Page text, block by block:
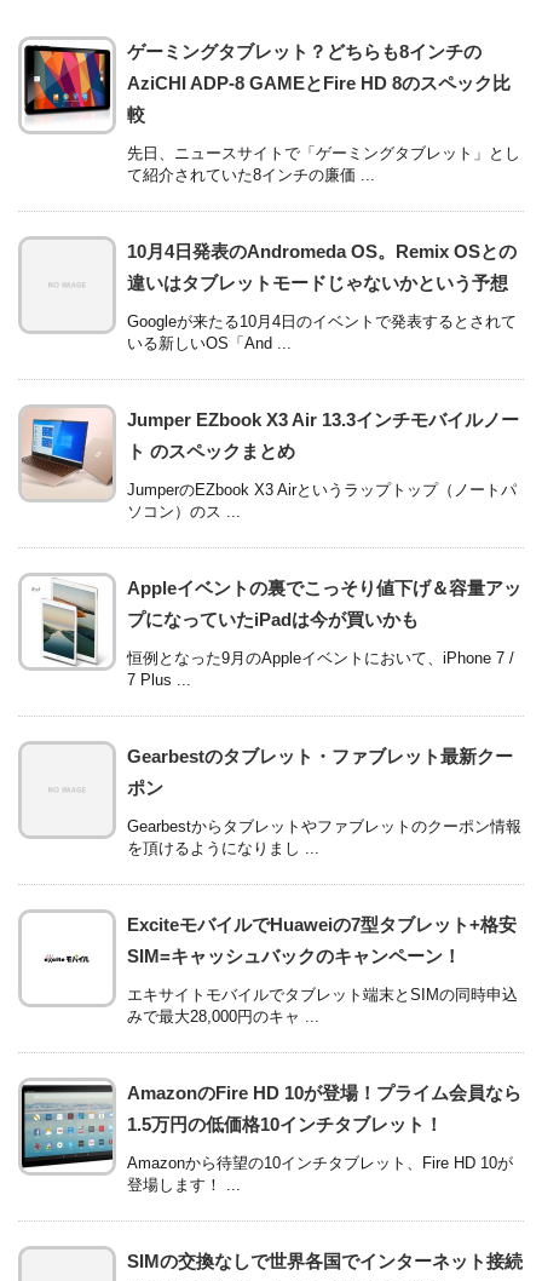
ゲーミングタブレット？どちらも8インチの
AziCHI ADP-8 GAMEとFire HD 8のスペック比
較
先日、ニュースサイトで「ゲーミングタブレット」とし
て紹介されていた8インチの廉価 ...
10月4日発表のAndromeda OS。Remix OSとの
違いはタブレットモードじゃないかという予想
Googleが来たる10月4日のイベントで発表するとされて
いる新しいOS「And ...
Jumper EZbook X3 Air 13.3インチモバイルノー
ト のスペックまとめ
JumperのEZbook X3 Airというラップトップ（ノートパ
ソコン）のス ...
Appleイベントの裏でこっそり値下げ＆容量アッ
プになっていたiPadは今が買いかも
恒例となった9月のAppleイベントにおいて、iPhone 7 /
7 Plus ...
Gearbestのタブレット・ファブレット最新クー
ポン
Gearbestからタブレットやファブレットのクーポン情報
を頂けるようになりまし ...
ExciteモバイルでHuaweiの7型タブレット+格安
SIM=キャッシュバックのキャンペーン！
エキサイトモバイルでタブレット端末とSIMの同時申込
みで最大28,000円のキャ ...
AmazonのFire HD 10が登場！プライム会員なら
1.5万円の低価格10インチタブレット！
Amazonから待望の10インチタブレット、Fire HD 10が
登場します！ ...
SIMの交換なしで世界各国でインターネット接続